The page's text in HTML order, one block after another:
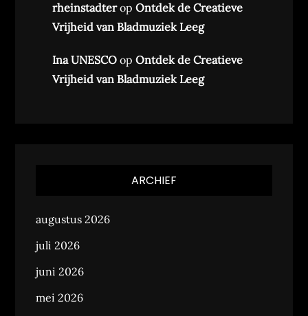
rheinstadteropOntdek de Creatieve
Vrijheid van Bladmuziek Leeg
Ina UNESCO opOntdek de Creatieve
Vrijheid van Bladmuziek Leeg
ARCHIEF
augustus 2026
juli 2026
juni 2026
mei 2026